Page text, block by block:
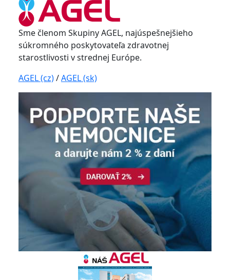
Sme členom Skupiny AGEL, najúspešnejšieho
súkromného poskytovateľa zdravotnej
starostlivosti v strednej Európe.
AGEL (cz)/AGEL (sk)